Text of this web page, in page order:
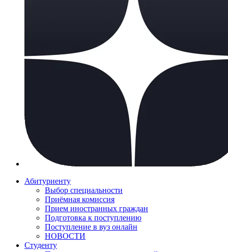
Абитуриенту
Выбор специальности
Приёмная комиссия
Прием иностранных граждан
Подготовка к поступлению
Поступление в вуз онлайн
НОВОСТИ
Студенту